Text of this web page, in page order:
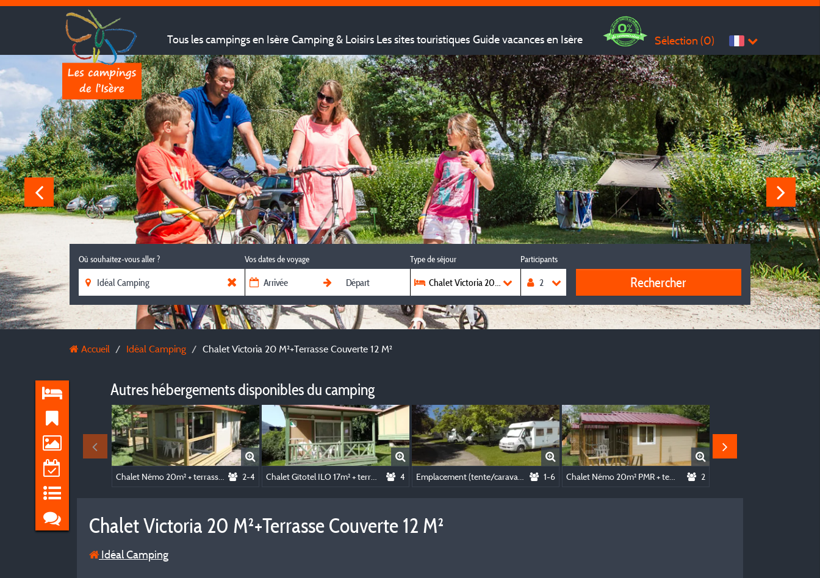
Tous les campings en Isère Camping & Loisirs Les sites touristiques Guide vacances en Isère Sélection (0)
Où souhaitez-vous aller ? Vos dates de voyage Type de séjour
Chalet Victoria 20 M²+Terrasse Couverte 12 M²
Participants
Rechercher
Accueil Idéal Camping Chalet Victoria 20 M²+Terrasse Couverte 12 M²
Autres hébergements disponibles du camping
Chalet Némo 20m² + terrasse couverte 8m² 2-4 Chalet Gitotel ILO 17m² + terrasse couverte 10m² 4 1-6 Chalet Némo 20m² PMR + terrasse couverte 8m² 2
Chalet Victoria 20 M²+Terrasse Couverte 12 M²
Idéal Camping